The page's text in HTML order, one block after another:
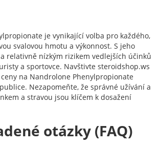
je vynikající volba pro každého,
svalovou hmotu a výkonnost. S jeho
relativně nízkým rizikem vedlejších účinků
a sportovce. Navštivte steroidshop.ws
na Nandrolone Phenylpropionate
Nezapomeňte, že správné užívání a
a stravou jsou klíčem k dosažení
otázky (FAQ)